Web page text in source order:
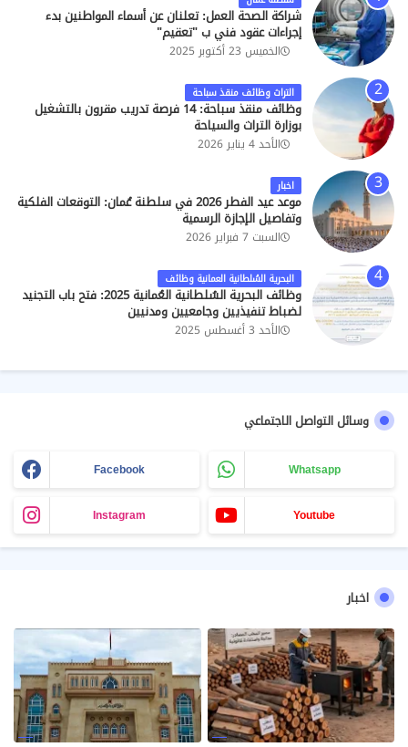
شراكة الصحة العمل: تعلنان عن أسماء المواطنين بدء
إجراءات عقود فني ب "تعقيم"
الخميس 23 أكتوبر 2025
التراث وظائف منقذ سباحة
وظائف منقذ سباحة: 14 فرصة تدريب مقرون بالتشغيل
بوزارة التراث والسياحة
الأحد 4 يناير 2026
اخبار
موعد عيد الفطر 2026 في سلطنة عُمان: التوقعات الفلكية
وتفاصيل الإجازة الرسمية
السبت 7 فبراير 2026
البحرية السُلطانية العمانية وظائف
وظائف البحرية السُلطانية العُمانية 2025: فتح باب التجنيد
لضباط تنفيذيين وجامعيين ومدنيين
الأحد 3 أغسطس 2025
وسائل التواصل الاجتماعي
Facebook Whatsapp
Instagram Youtube
اخبار